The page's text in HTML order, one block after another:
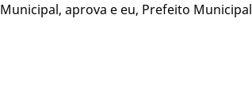
aprova e eu, Prefeito